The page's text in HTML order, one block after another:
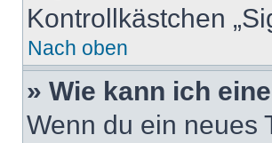
Kontrollkästchen
Nach oben
» Wie kann ich
Wenn du ein neues